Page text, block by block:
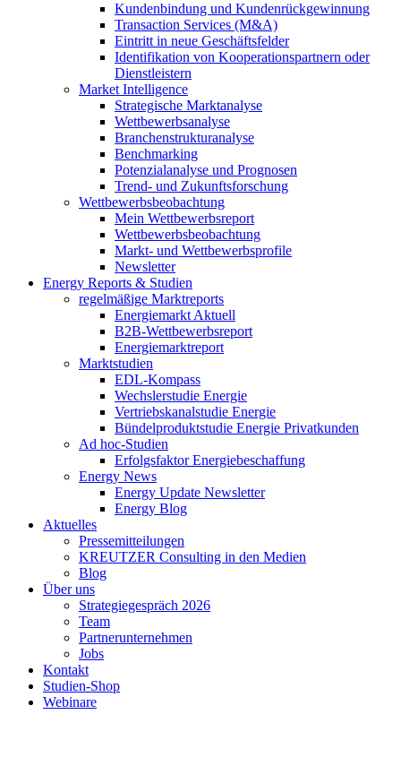
Kundenbindung und Kundenrückgewinnung
Transaction Services (M&A)
Eintritt in neue Geschäftsfelder
Identifikation von Kooperationspartnern oder
Dienstleistern
Market Intelligence
Strategische Marktanalyse
Wettbewerbsanalyse
Branchenstrukturanalyse
Benchmarking
Potenzialanalyse und Prognosen
Trend- und Zukunftsforschung
Wettbewerbs­beobachtung
Mein Wettbewerbsreport
Wettbewerbsbeobachtung
Markt- und Wettbewerbsprofile
Newsletter
Energy Reports & Studien
regelmäßige Marktreports
Energiemarkt Aktuell
B2B-Wettbewerbsreport
Energiemarktreport
Marktstudien
EDL-Kompass
Wechslerstudie Energie
Vertriebskanalstudie Energie
Bündelproduktstudie Energie Privatkunden
Ad hoc-Studien
Erfolgsfaktor Energiebeschaffung
Energy News
Energy Update Newsletter
Energy Blog
Aktuelles
Pressemitteilungen
KREUTZER Consulting in den Medien
Blog
Über uns
Strategiegespräch 2026
Team
Partnerunternehmen
Jobs
Kontakt
Studien-Shop
Webinare